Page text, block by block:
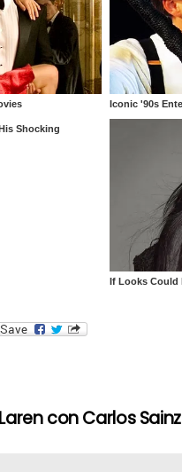
con Carlos Sainz